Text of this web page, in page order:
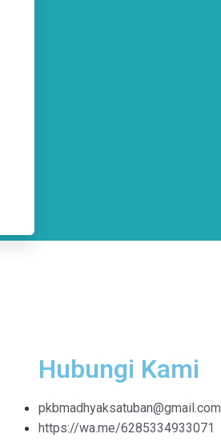
Hubungi Kami
pkbmadhyaksatuban@gmail.com
https://wa.me/6285334933071